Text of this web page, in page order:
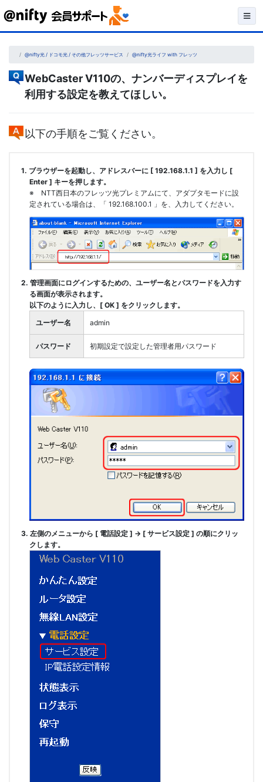
Skip
content @nifty光 / ドコモ光 / その他フレッツサービス @nifty光ライフ with フレッツ
WebCaster V110の、ナンバーディスプレイを
利用する設定を教えてほしい。
以下の手順をご覧ください。
1. ブラウザーを起動し、アドレスバーに [ 192.168.1.1 ] を入力し [
Enter ] キーを押します。
※ NTT西日本のフレッツ光プレミアムにて、アダプタモードに設
定されている場合は、「 192.168.100.1 」を、入力してください。
2. 管理画面にログインするための、ユーザー名とパスワードを入力す
る画面が表示されます。
以下のように入力し、[ OK ] をクリックします。
ユーザー名
admin
パスワード 初期設定で設定した管理者用パスワード
3. 左側のメニューから [ 電話設定 ] → [ サービス設定 ] の順にクリッ
クします。